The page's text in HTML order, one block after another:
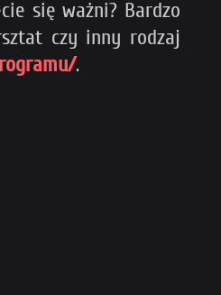
się ważni? Bardzo
czy inny rodzaj
.